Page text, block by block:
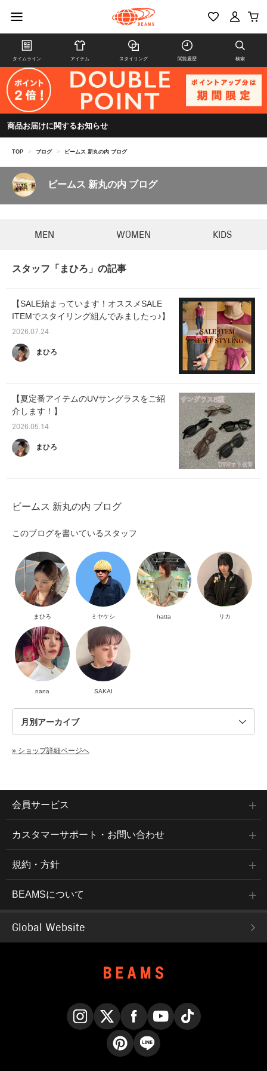
タイムライン アイテム スタイリング 閲覧履歴 検索
商品お届けに関するお知らせ
TOP > ブログ > ビームス 新丸の内 ブログ
ビームス 新丸の内 ブログ
MEN WOMEN KIDS
スタッフ「まひろ」の記事
【SALE始まっています！オススメSALE
ITEMでスタイリング組んでみましたっ♪】
2026.07.24
まひろ
【夏定番アイテムのUVサングラスをご紹
介します！】
2026.05.14
まひろ
ビームス 新丸の内 ブログ
このブログを書いているスタッフ
まひろ ミヤケシ hatta リカ
nana SAKAI
» ショップ詳細ページへ
会員サービス
カスタマーサポート・お問い合わせ
規約・方針
BEAMSについて
Global Website